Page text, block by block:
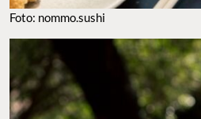
Foto: nommo.sushi